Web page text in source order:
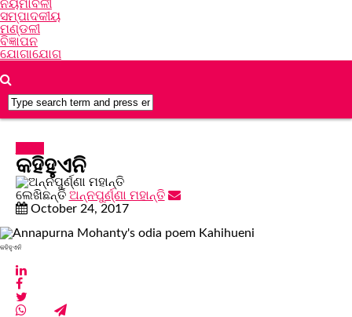
ନିୟମାବଳୀ
ସମ୍ପାଦକୀୟ
ମଣ୍ଡଳୀ
ବିଜ୍ଞାପନ
ଯୋଗାଯୋଗ
କହିହୁଏନି
ଲେଖିଛନ୍ତି ଅନ୍ନପୁର୍ଣ୍ଣା ମହାନ୍ତି
October 24, 2017
କହିହୁଏନି